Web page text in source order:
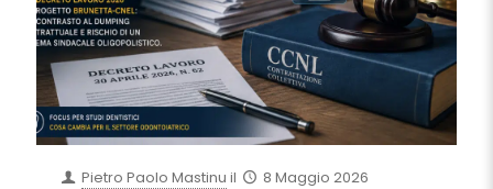
Pietro Paolo Mastinu il 8 Maggio 2026